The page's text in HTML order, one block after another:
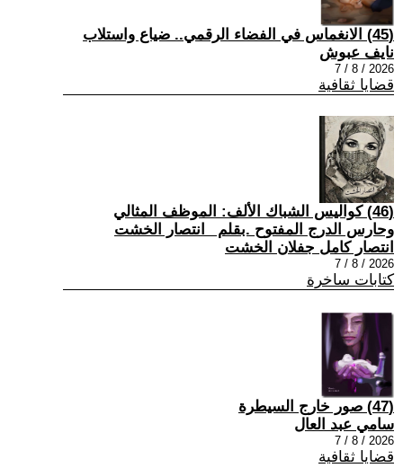
(45) الانغماس في الفضاء الرقمي.. ضياع واستلاب
نايف عبوش
2026 / 8 / 7
قضايا ثقافية
(46) كواليس الشباك الألف: الموظف المثالي
وحارس الدرج المفتوح .بقلم _انتصار الخشت
انتصار كامل جفلان الخشت
2026 / 8 / 7
كتابات ساخرة
(47) صور خارج السيطرة
سامي عبد العال
2026 / 8 / 7
قضايا ثقافية